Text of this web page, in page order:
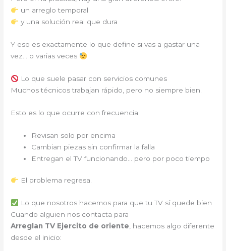
un arreglo temporal
y una solución real que dura
Y eso es exactamente lo que define si vas a gastar una
vez… o varias veces
Lo que suele pasar con servicios comunes
Muchos técnicos trabajan rápido, pero no siempre bien.
Esto es lo que ocurre con frecuencia:
Revisan solo por encima
Cambian piezas sin confirmar la falla
Entregan el TV funcionando… pero por poco tiempo
El problema regresa.
Lo que nosotros hacemos para que tu TV sí quede bien
Cuando alguien nos contacta para
Arreglan TV Ejercito de oriente, hacemos algo diferente
desde el inicio: